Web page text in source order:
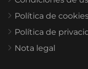
Política de
Política de
Nota legal